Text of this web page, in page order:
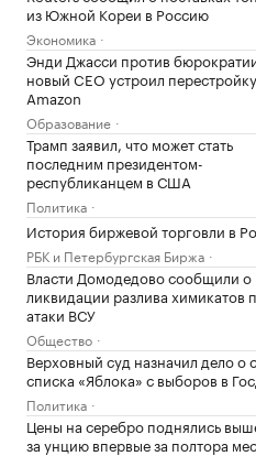
из Южной Кореи в Россию
Экономика
Энди Джасси против
новый CEO устроил
Amazon
Образование
Трамп заявил, что может стать
последним президентом-
республиканцем в США
Политика
История биржевой торговли в
РБК и Петербургская Биржа
Власти Домодедово сообщили о
ликвидации разлива химикатов
атаки ВСУ
Общество
Верховный суд назначил дело о
списка «Яблока» с выборов в
Политика
Цены на серебро поднялись
за унцию впервые за полтора